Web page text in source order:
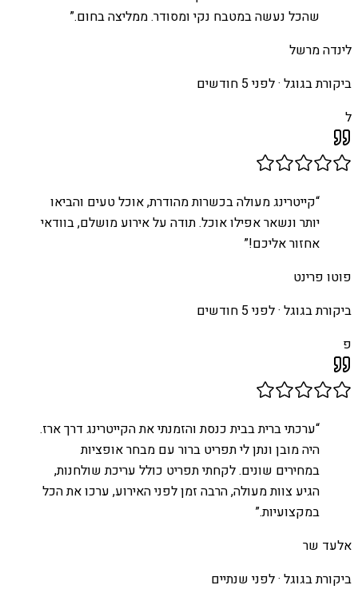
שהכל נעשה במטבח נקי ומסודר. ממליצה בחום.”
לינדה מרשל
ביקורת בגוגל ·לפני 5 חודשים
ל
“קייטרינג מעולה בכשרות מהודרת, אוכל טעים והביאו
יותר ונשאר אפילו אוכל. תודה על אירוע מושלם, בוודאי
אחזור אליכם!”
פוטו פרינט
ביקורת בגוגל ·לפני 5 חודשים
פ
“ערכתי ברית בבית כנסת והזמנתי את הקייטרינג דרך ארז.
היה מובן ונתן לי תפריט ברור עם מבחר אופציות
במחירים שונים. לקחתי תפריט כולל עריכת שולחנות,
הגיע צוות מעולה, הרבה זמן לפני האירוע, ערכו את הכל
במקצועיות.”
אלעד שר
ביקורת בגוגל ·לפני שנתיים